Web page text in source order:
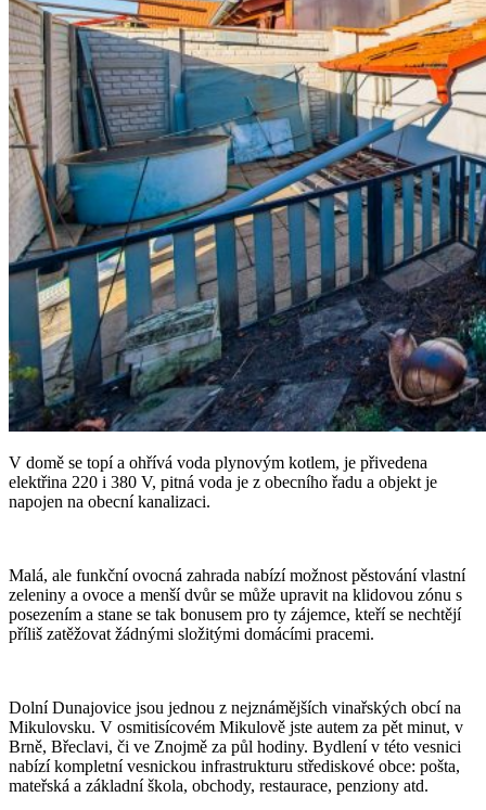
V domě se topí a ohřívá voda plynovým kotlem, je přivedena
elektřina 220 i 380 V, pitná voda je z obecního řadu a objekt je
napojen na obecní kanalizaci.
Malá, ale funkční ovocná zahrada nabízí možnost pěstování vlastní
zeleniny a ovoce a menší dvůr se může upravit na klidovou zónu s
posezením a stane se tak bonusem pro ty zájemce, kteří se nechtějí
příliš zatěžovat žádnými složitými domácími pracemi.
Dolní Dunajovice jsou jednou z nejznámějších vinařských obcí na
Mikulovsku. V osmitisícovém Mikulově jste autem za pět minut, v
Brně, Břeclavi, či ve Znojmě za půl hodiny. Bydlení v této vesnici
nabízí kompletní vesnickou infrastrukturu střediskové obce: pošta,
mateřská a základní škola, obchody, restaurace, penziony atd.